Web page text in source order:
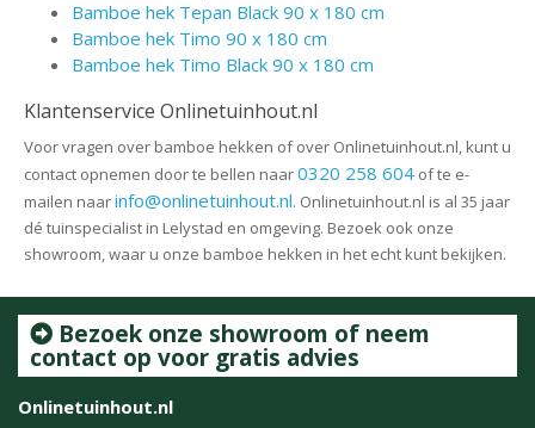
Bamboe hek Tepan Black 90 x 180 cm
Bamboe hek Timo 90 x 180 cm
Bamboe hek Timo Black 90 x 180 cm
Klantenservice Onlinetuinhout.nl
Voor vragen over bamboe hekken of over Onlinetuinhout.nl, kunt u
contact opnemen door te bellen naar0320 258 604 of te e-
mailen naarinfo@onlinetuinhout.nl. Onlinetuinhout.nl is al 35 jaar
dé tuinspecialist in Lelystad en omgeving. Bezoek ook onze
showroom, waar u onze bamboe hekken in het echt kunt bekijken.
Bezoek onze showroom of neem
contact op voor gratis advies
Onlinetuinhout.nl